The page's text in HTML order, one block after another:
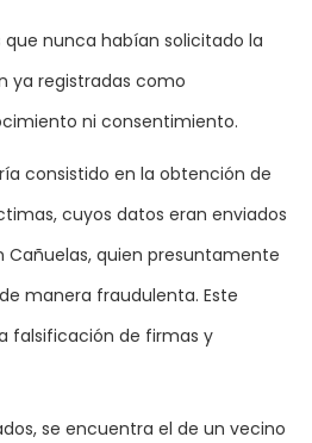
que nunca habían solicitado la
ya registradas como
ni consentimiento.
consistido en la obtención de
cuyos datos eran enviados
Cañuelas, quien presuntamente
manera fraudulenta. Este
falsificación de firmas y
se encuentra el de un vecino